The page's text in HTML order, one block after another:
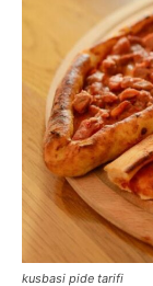
kusbasi pide tarifi